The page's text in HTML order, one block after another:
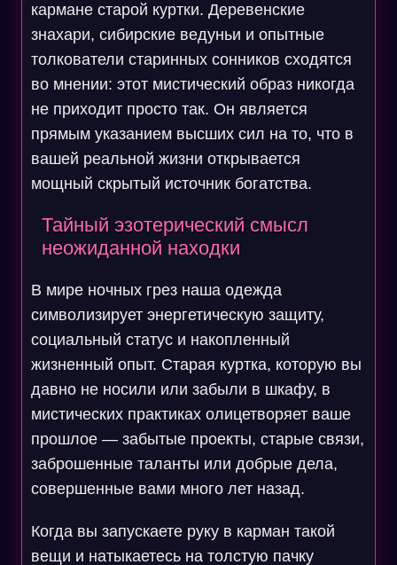
кармане старой куртки. Деревенские
знахари, сибирские ведуньи и опытные
толкователи старинных сонников сходятся
во мнении: этот мистический образ никогда
не приходит просто так. Он является
прямым указанием высших сил на то, что в
вашей реальной жизни открывается
мощный скрытый источник богатства.
Тайный эзотерический смысл
неожиданной находки
В мире ночных грез наша одежда
символизирует энергетическую защиту,
социальный статус и накопленный
жизненный опыт. Старая куртка, которую вы
давно не носили или забыли в шкафу, в
мистических практиках олицетворяет ваше
прошлое — забытые проекты, старые связи,
заброшенные таланты или добрые дела,
совершенные вами много лет назад.
Когда вы запускаете руку в карман такой
вещи и натыкаетесь на толстую пачку